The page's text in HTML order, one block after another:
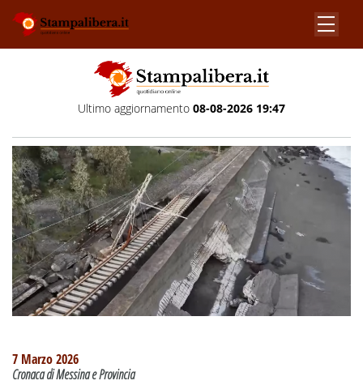
Ultimo aggiornamento 08-08-2026 19:47
7 Marzo 2026
Cronaca di Messina e Provincia